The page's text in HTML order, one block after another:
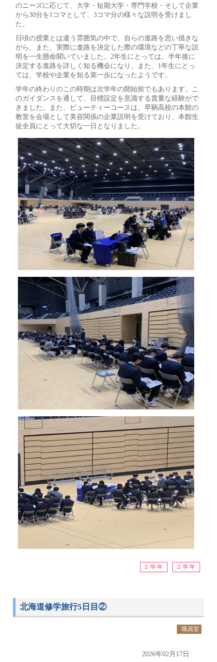
のニーズに応じて、大学・短期大学・専門学校・そして企業
から30分を1コマとして、3コマ分の様々な説明を受けまし
た。
日頃の授業とは違う雰囲気の中で、自らの進路を思い描きな
がら、また、実際に進路を決定した際の環境などの丁寧な説
明を一生懸命聞いていました。2年生にとっては、半年後に
決定する進路を詳しく知る機会になり、また、1年生にとっ
ては、学校や企業を知る第一歩になったようです。
学年の終わりのこの時期は次学年の開始前でもあります。こ
のガイダンスを通して、目標設定を意識する貴重な経験がで
きました。また、ビューティーコースは、早鞆高校の本館の
教室を会場として美容関係の企業説明を受けており、本館生
徒全員にとって大切な一日となりました。
１学年 ２学年
北海道修学旅行5日目②
職員室
2026年02月17日